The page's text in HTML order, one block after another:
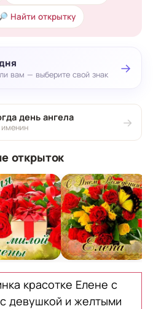
Найти открытку
вам — выберите свой знак →
день ангела →
открыток
красотке Елене с
девушкой и желтыми